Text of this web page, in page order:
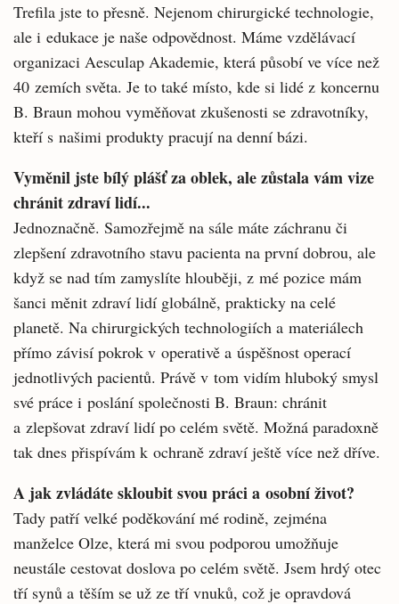
Trefila jste to přesně. Nejenom chirurgické technologie,
ale i edukace je naše odpovědnost. Máme vzdělávací
organizaci Aesculap Akademie, která působí ve více než
40 zemích světa. Je to také místo, kde si lidé z koncernu
B. Braun mohou vyměňovat zkušenosti se zdravotníky,
kteří s našimi produkty pracují na denní bázi.
Vyměnil jste bílý plášť za oblek, ale zůstala vám vize
chránit zdraví lidí...
Jednoznačně. Samozřejmě na sále máte záchranu či
zlepšení zdravotního stavu pacienta na první dobrou, ale
když se nad tím zamyslíte hlouběji, z mé pozice mám
šanci měnit zdraví lidí globálně, prakticky na celé
planetě. Na chirurgických technologiích a materiálech
přímo závisí pokrok v operativě a úspěšnost operací
jednotlivých pacientů. Právě v tom vidím hluboký smysl
své práce i poslání společnosti B. Braun: chránit
a zlepšovat zdraví lidí po celém světě. Možná paradoxně
tak dnes přispívám k ochraně zdraví ještě více než dříve.
A jak zvládáte skloubit svou práci a osobní život?
Tady patří velké poděkování mé rodině, zejména
manželce Olze, která mi svou podporou umožňuje
neustále cestovat doslova po celém světě. Jsem hrdý otec
tří synů a těším se už ze tří vnuků, což je opravdová